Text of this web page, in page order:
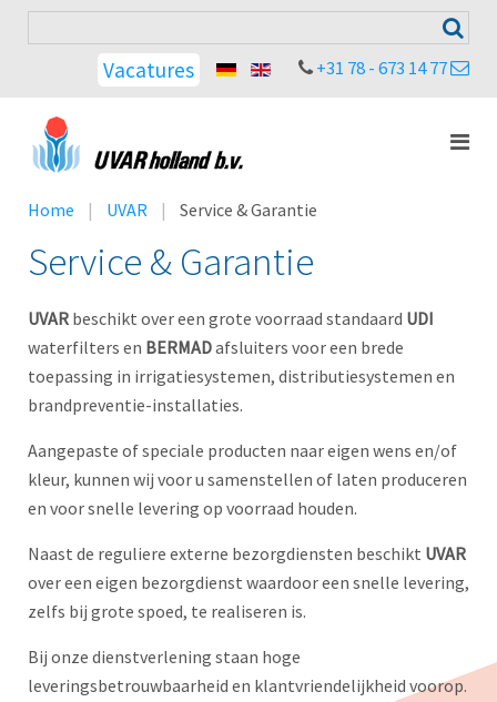
Vacatures +31 78 - 673 14 77
Home UVAR Service & Garantie
Service & Garantie
UVAR beschikt over een grote voorraad standaard UDI
waterfilters en BERMADafsluiters voor een brede
toepassing in irrigatiesystemen, distributiesystemen en
brandpreventie-installaties.
Aangepaste of speciale producten naar eigen wens en/of
kleur, kunnen wij voor u samenstellen of laten produceren
en voor snelle levering op voorraad houden.
Naast de reguliere externe bezorgdiensten beschikt UVAR
over een eigen bezorgdienst waardoor een snelle levering,
zelfs bij grote spoed, te realiseren is.
Bij onze dienstverlening staan hoge
leveringsbetrouwbaarheid en klantvriendelijkheid voorop.